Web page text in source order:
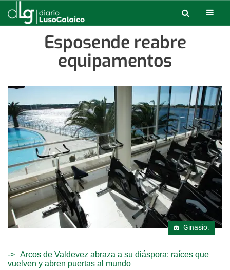
Esposende reabre
equipamentos
Ginasio.
Arcos de Valdevez abraza a su diáspora: raíces que
vuelven y abren puertas al mundo